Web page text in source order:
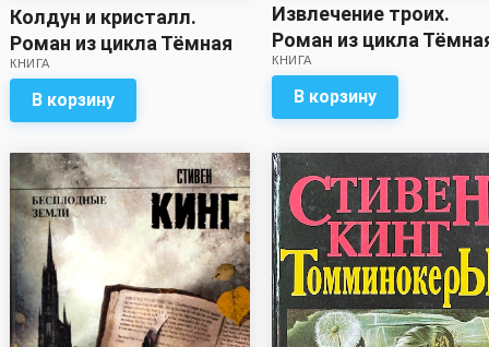
Колдун и кристалл.
Роман из цикла Тёмная
Башня - Стивен Кинг
КНИГА
В корзину
Извлечение троих.
Роман из цикла
башня - Стивен Кинг
КНИГА
В корзину